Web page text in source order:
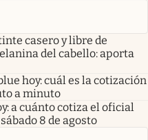
casero y libre de
del cabello: aporta
hoy: cuál es la cotización
a minuto
a cuánto cotiza el oficial
8 de agosto